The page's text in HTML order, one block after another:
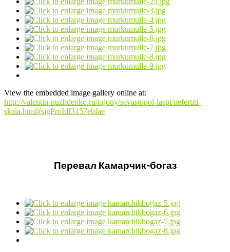
View the embedded image gallery online at:
http://valentin-nuzhdenko.ru/rajony/sevastopol-laspi/nefertiti-
skala.html#sigProIdf3157ebfae
Перевал Камарчик-богаз